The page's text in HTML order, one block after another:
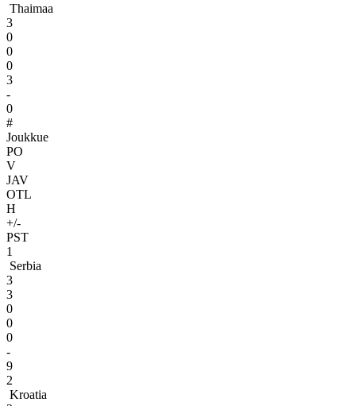
Thaimaa
3
0
0
0
3
-
0
#
Joukkue
PO
V
JAV
OTL
H
+/-
PST
1
Serbia
3
3
0
0
0
-
9
2
Kroatia